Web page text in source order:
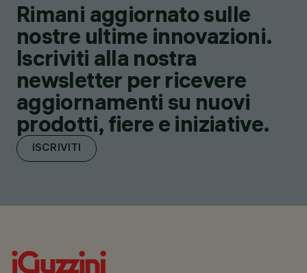
Rimani aggiornato sulle
nostre ultime innovazioni.
Iscriviti alla nostra
newsletter per ricevere
aggiornamenti su nuovi
prodotti, fiere e iniziative.
ISCRIVITI